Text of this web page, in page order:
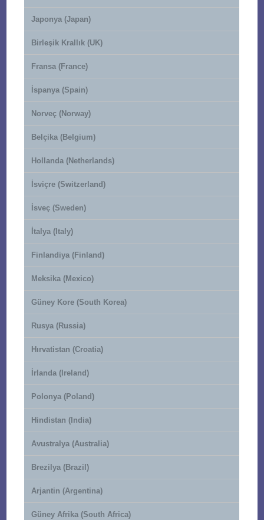
Japonya (Japan)
Birleşik Krallık (UK)
Fransa (France)
İspanya (Spain)
Norveç (Norway)
Belçika (Belgium)
Hollanda (Netherlands)
İsviçre (Switzerland)
İsveç (Sweden)
İtalya (Italy)
Finlandiya (Finland)
Meksika (Mexico)
Güney Kore (South Korea)
Rusya (Russia)
Hırvatistan (Croatia)
İrlanda (Ireland)
Polonya (Poland)
Hindistan (India)
Avustralya (Australia)
Brezilya (Brazil)
Arjantin (Argentina)
Güney Afrika (South Africa)